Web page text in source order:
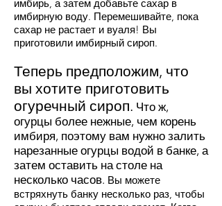
имбирь, а затем добавьте сахар в
имбирную воду. Перемешивайте, пока
сахар не растает и вуаля! Вы
приготовили имбирный сироп.
Теперь предположим, что
вы хотите приготовить
огуречный сироп. Что ж,
огурцы более нежные, чем корень
имбиря, поэтому вам нужно залить
нарезанные огурцы водой в банке, а
затем оставить на столе на
несколько часов. Вы можете
встряхнуть банку несколько раз, чтобы